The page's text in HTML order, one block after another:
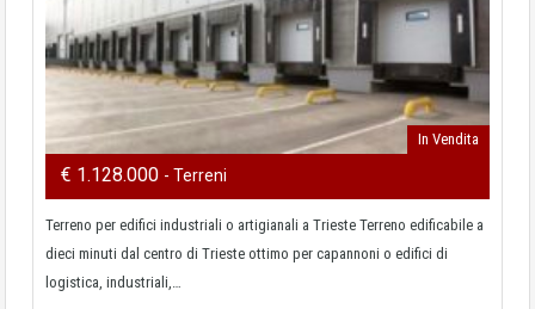
In Vendita
€ 1.128.000 - Terreni
Terreno per edifici industriali o artigianali a Trieste Terreno edificabile a
dieci minuti dal centro di Trieste ottimo per capannoni o edifici di
logistica, industriali,…